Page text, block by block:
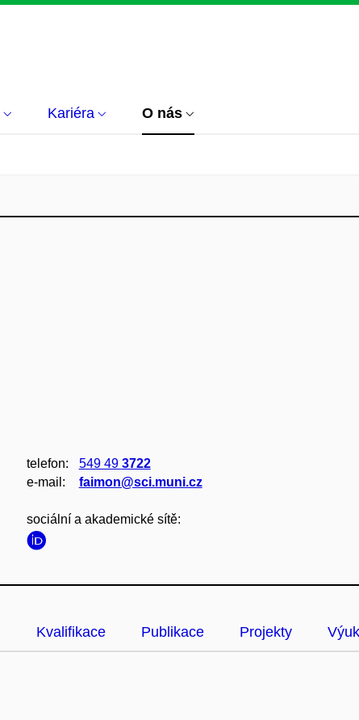
Kariéra O nás
telefon: 549 49 3722
e‑mail:
faimon@sci.muni.cz
sociální a akademické sítě:
Kvalifikace Publikace Projekty